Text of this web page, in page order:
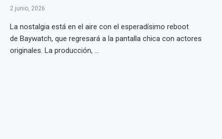
2 junio, 2026
La nostalgia está en el aire con el esperadísimo reboot
de Baywatch, que regresará a la pantalla chica con actores
originales. La producción, ...